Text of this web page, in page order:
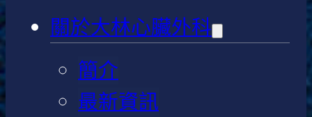
關於大林心臟外科
簡介
最新資訊